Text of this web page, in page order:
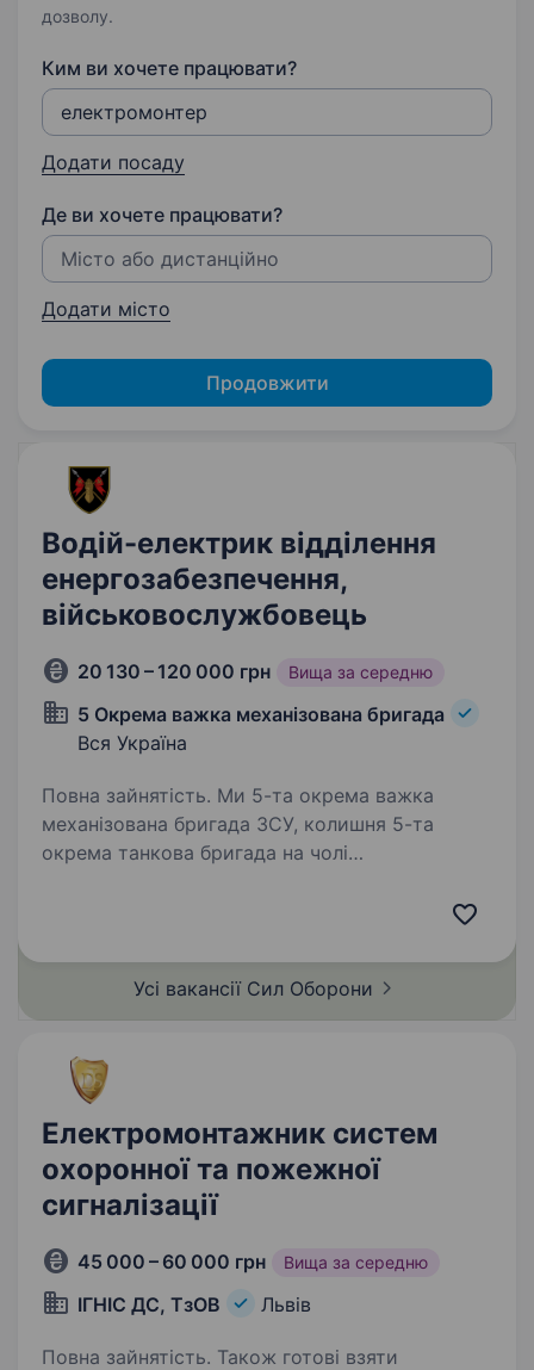
дозволу.
Ким ви хочете працювати?
Додати посаду
Де ви хочете працювати?
Додати місто
Продовжити
Водій-електрик відділення
енергозабезпечення,
військовослужбовець
20 130 – 120 000 грн Вища за середню
5 Окрема важка механізована бригада
Вся Україна
Повна зайнятість. Ми 5-та окрема важка
механізована бригада ЗСУ, колишня 5-та
окрема танкова бригада на чолі
Усі вакансії Сил Оборони
Електромонтажник систем
охоронної та пожежної
сигналізації
45 000 – 60 000 грн Вища за середню
ІГНІС ДС, ТзОВ Львів
Повна зайнятість. Також готові взяти